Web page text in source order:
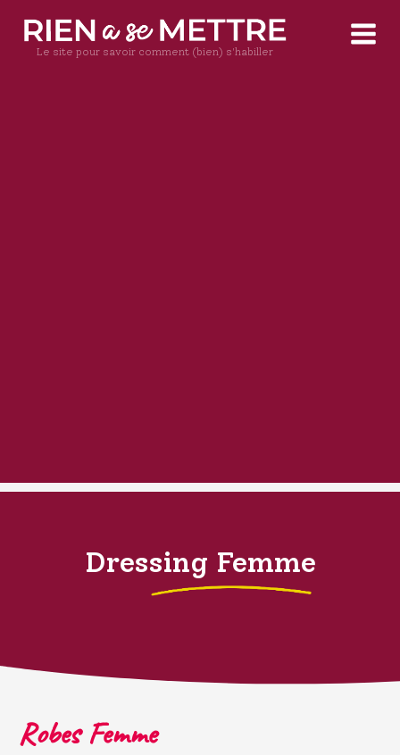
Le site pour savoir comment (bien) s'habiller
Dressing Femme
Robes Femme